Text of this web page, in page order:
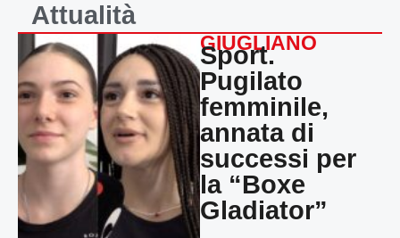
Attualità
GIUGLIANO
Sport.
Pugilato
femminile,
annata di
successi per
la “Boxe
Gladiator”